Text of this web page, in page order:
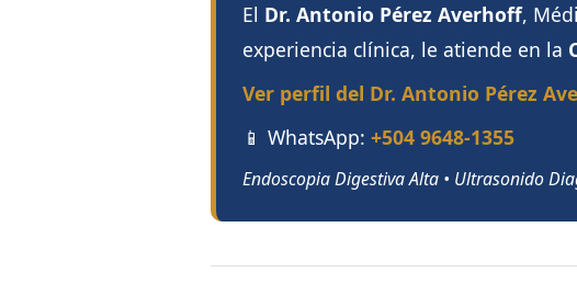
El Dr. Antonio Pérez Averhoff,
experiencia clínica, le atiende en la
Ver perfil del Dr. Antonio Pérez
📱 WhatsApp: +504 9648-1355
Endoscopia Digestiva Alta • Ultrasonido